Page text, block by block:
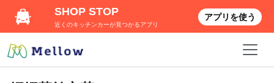
SHOP STOP
近くのキッチンカーが見つかるアプリ
アプリを使う